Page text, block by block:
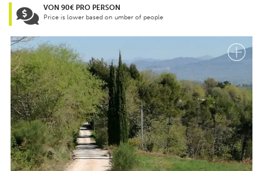
VON 90€ PRO PERSON
Price is lower based on umber of people